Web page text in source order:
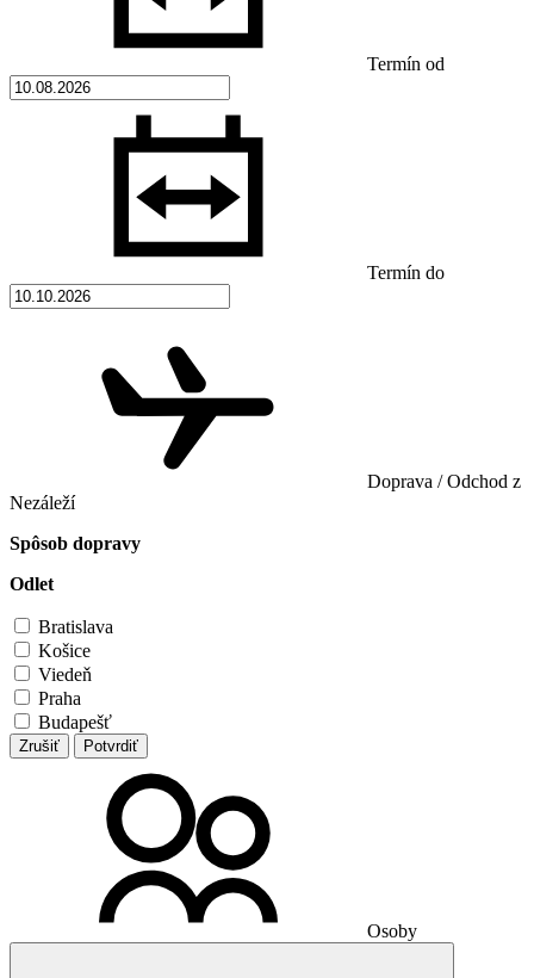
Termín od
Termín do
Doprava / Odchod z
Nezáleží
Spôsob dopravy
Odlet
Bratislava
Košice
Viedeň
Praha
Budapešť
Zrušiť Potvrdiť
Osoby